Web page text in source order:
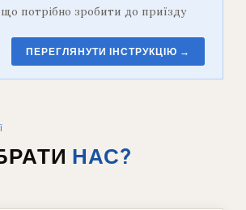
потрібно зробити до приїзду
ПЕРЕГЛЯНУТИ ІНСТРУКЦІЮ →
НАС?